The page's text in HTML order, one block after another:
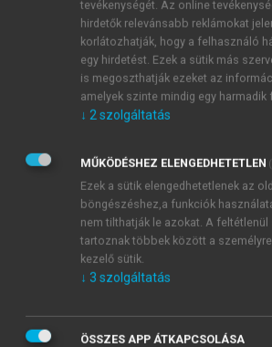
multidisciplinary programs and the
multifaceted (holistic) assessments
results and recommendations
research activities have to some
influenced the development of
environment-related policy
their implementation.
tevékenységét. Az online
hirdetők relevánsabb reklámokat
korlátozhatják, hogy a felhasználó
egy hirdetést. Ezek a sütik más
is megoszthatják ezeket az
amelyek szinte mindig egy harmadik
↓ 2szolgáltatás
MŰKÖDÉSHEZ ELENGEDHETETLEN
Ezek a sütik elengedhetetlenek az
böngészéshez,a funkciók
nem tilthatják le azokat. A
tartoznak többek között a
kezelő sütik.
↓ 3 szolgáltatás
ÖSSZES APP ÁTKAPCSOLÁSA